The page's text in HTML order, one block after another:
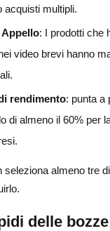
acquisti multipli.
: I prodotti che
video brevi hanno
rendimento: punta a
di almeno il 60% per
seleziona almeno tre
delle bozze